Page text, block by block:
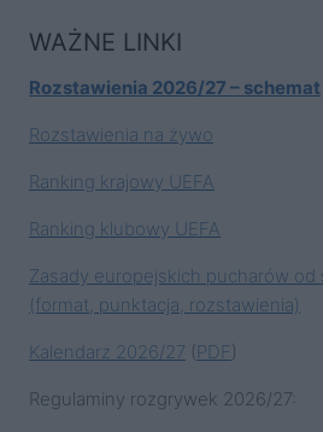
WAŻNE LINKI
Rozstawienia 2026/27 – schemat
Rozstawienia na żywo
Ranking krajowy UEFA
Ranking klubowy UEFA
Zasady europejskich pucharów
(format, punktacja, rozstawienia)
Kalendarz 2026/27 (PDF)
Regulaminy rozgrywek 2026/27: